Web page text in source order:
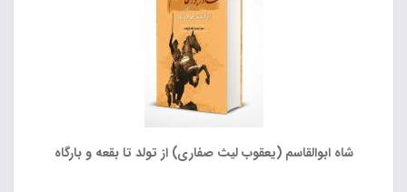
شاه ابوالقاسم (یعقوب لیث صفاری) از تولد تا بقعه و بارگاه